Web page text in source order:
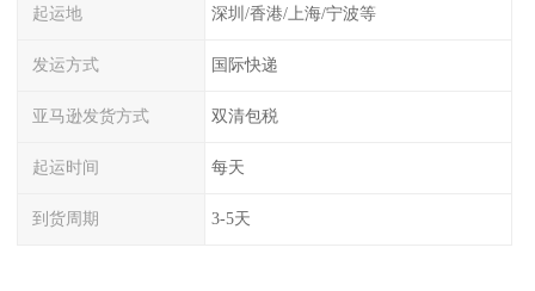
起运地 深圳/香港/上海/宁波等
发运方式 国际快递
亚马逊发货方式 双清包税
起运时间 每天
到货周期 3-5天